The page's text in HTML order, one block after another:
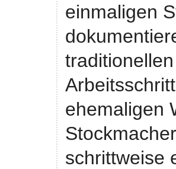
einmaligen
ehemaligen
schrittweise